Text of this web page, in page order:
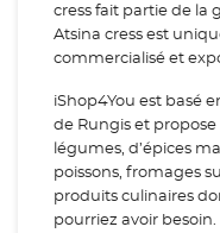
cress fait partie de la
Atsina cress est
commercialisé et
iShop4You est basé
de Rungis et
légumes, d’épices
poissons, fromages
produits culinaires
pourriez avoir